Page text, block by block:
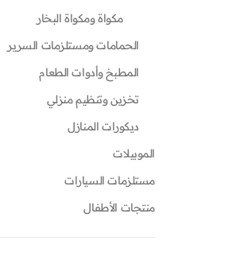
مكواة ومكواة البخار
الحمامات ومستلزمات السرير
المطبخ وأدوات الطعام
تخزين وتنظيم منزلي
ديكورات المنازل
الموبيلات
مستلزمات السيارات
منتجات الأطفال